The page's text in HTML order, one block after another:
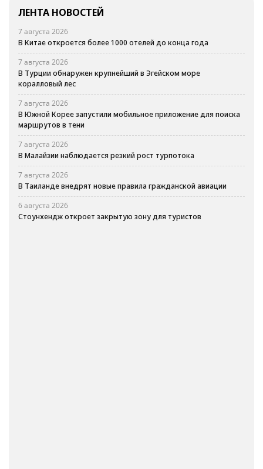
ЛЕНТА НОВОСТЕЙ
7 августа 2026
В Китае откроется более 1000 отелей до конца года
7 августа 2026
В Турции обнаружен крупнейший в Эгейском море
коралловый лес
7 августа 2026
В Южной Корее запустили мобильное приложение для поиска
маршрутов в тени
7 августа 2026
В Малайзии наблюдается резкий рост турпотока
7 августа 2026
В Таиланде внедрят новые правила гражданской авиации
6 августа 2026
Стоунхендж откроет закрытую зону для туристов